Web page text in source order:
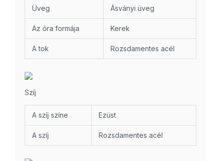
Üveg Ásványi üveg
Az óra formája Kerek
A tok Rozsdamentes acél
Szíj
A szíj színe Ezüst
A szíj Rozsdamentes acél